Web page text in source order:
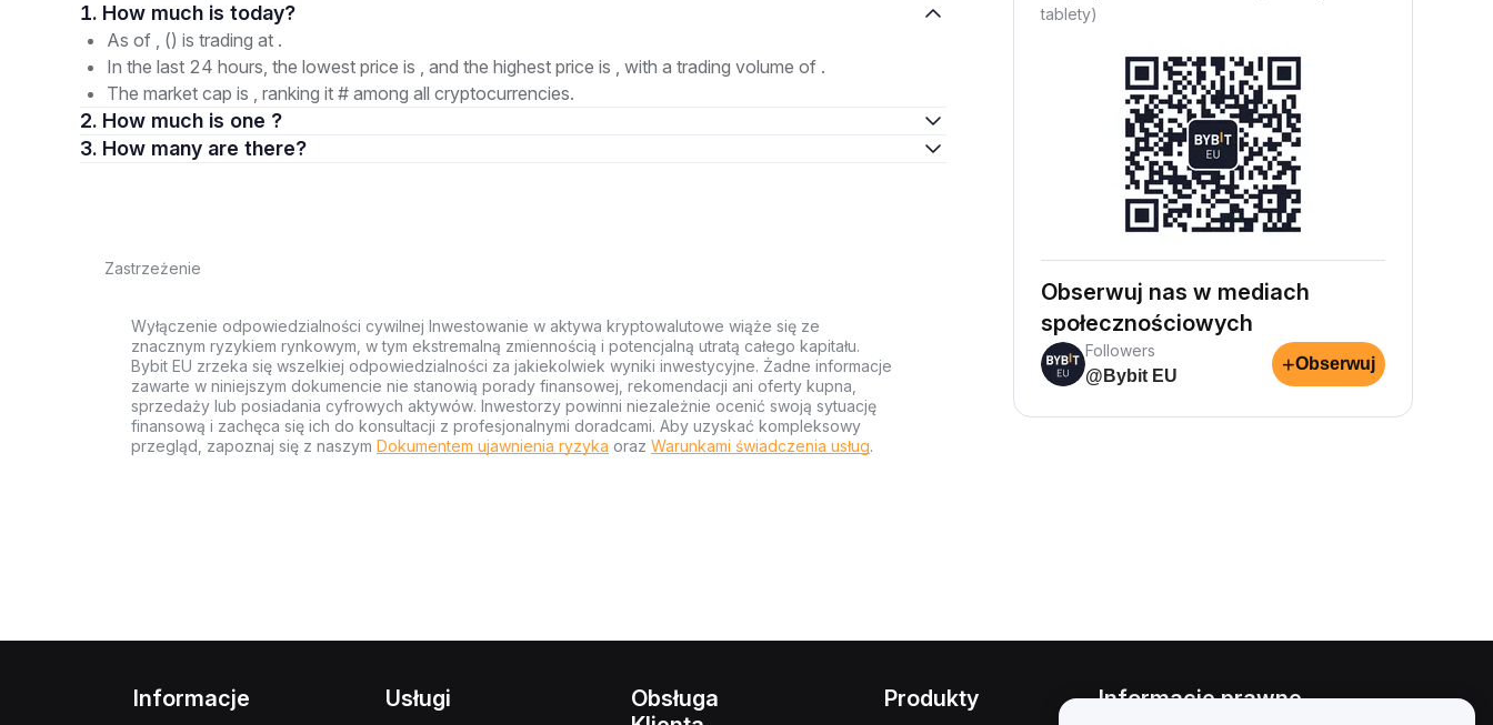
1. How much is today?
As of , () is trading at .
In the last 24 hours, the lowest price is , and the highest price is , with a trading volume of .
The market cap is , ranking it # among all cryptocurrencies.
2. How much is one ?
3. How many are there?
Zastrzeżenie
Wyłączenie odpowiedzialności cywilnej Inwestowanie w aktywa kryptowalutowe wiąże się ze
znacznym ryzykiem rynkowym, w tym ekstremalną zmiennością i potencjalną utratą całego kapitału.
Bybit EU zrzeka się wszelkiej odpowiedzialności za jakiekolwiek wyniki inwestycyjne. Żadne informacje
zawarte w niniejszym dokumencie nie stanowią porady finansowej, rekomendacji ani oferty kupna,
sprzedaży lub posiadania cyfrowych aktywów. Inwestorzy powinni niezależnie ocenić swoją sytuację
finansową i zachęca się ich do konsultacji z profesjonalnymi doradcami. Aby uzyskać kompleksowy
przegląd, zapoznaj się z naszym Dokumentem ujawnienia ryzyka oraz Warunkami świadczenia usług.
tablety)
Obserwuj nas w mediach
społecznościowych
Followers
@Bybit EU
+Obserwuj
Informacje Usługi
Obsługa
Produkty Informacje prawne